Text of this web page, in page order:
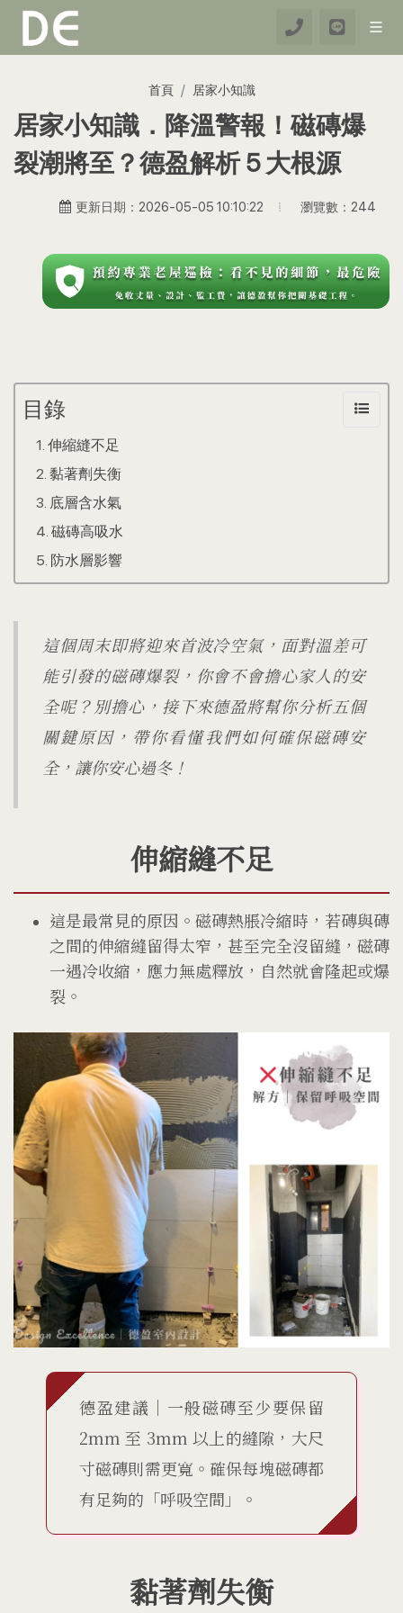
首頁 居家小知識
居家小知識．降溫警報！磁磚爆
裂潮將至？德盈解析 5 大根源
更新日期：2026-05-05 10:10:22 瀏覽數：244
目錄
伸縮縫不足
黏著劑失衡
底層含水氣
磁磚高吸水
防水層影響
這個周末即將迎來首波冷空氣，面對溫差可
能引發的磁磚爆裂，你會不會擔心家人的安
全呢？別擔心，接下來德盈將幫你分析五個
關鍵原因，帶你看懂我們如何確保磁磚安
全，讓你安心過冬！
伸縮縫不足
這是最常見的原因。磁磚熱脹冷縮時，若磚與磚
之間的伸縮縫留得太窄，甚至完全沒留縫，磁磚
一遇冷收縮，應力無處釋放，自然就會隆起或爆
裂。
德盈建議｜一般磁磚至少要保留
2mm 至 3mm 以上的縫隙，大尺
寸磁磚則需更寬。確保每塊磁磚都
有足夠的「呼吸空間」。
黏著劑失衡